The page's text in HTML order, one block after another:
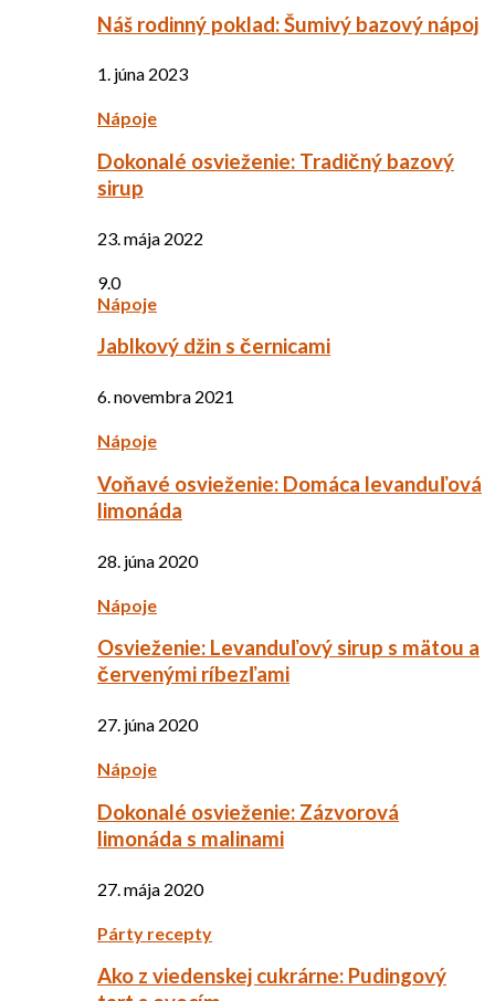
Náš rodinný poklad: Šumivý bazový nápoj
1. júna 2023
Nápoje
Dokonalé osvieženie: Tradičný bazový
sirup
23. mája 2022
9.0
Nápoje
Jablkový džin s černicami
6. novembra 2021
Nápoje
Voňavé osvieženie: Domáca levanduľová
limonáda
28. júna 2020
Nápoje
Osvieženie: Levanduľový sirup s mätou a
červenými ríbezľami
27. júna 2020
Nápoje
Dokonalé osvieženie: Zázvorová
limonáda s malinami
27. mája 2020
Párty recepty
Ako z viedenskej cukrárne: Pudingový